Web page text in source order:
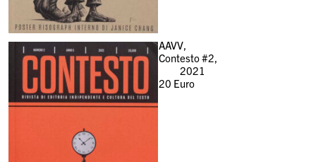
AAVV,
Contesto #2,
2021
20 Euro